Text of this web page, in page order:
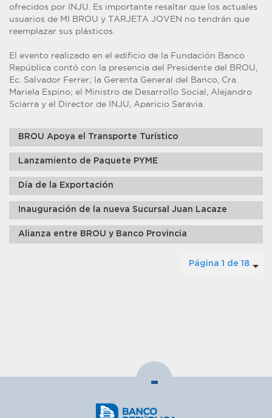
ofrecidos por INJU. Es importante resaltar que los actuales
usuarios de MI BROU y TARJETA JOVEN no tendrán que
reemplazar sus plásticos.
El evento realizado en el edificio de la Fundación Banco
República contó con la presencia del Presidente del BROU,
Ec. Salvador Ferrer; la Gerenta General del Banco, Cra.
Mariela Espino; el Ministro de Desarrollo Social, Alejandro
Sciarra y el Director de INJU, Aparicio Saravia.
BROU Apoya el Transporte Turístico
Lanzamiento de Paquete PYME
Día de la Exportación
Inauguración de la nueva Sucursal Juan Lacaze
Alianza entre BROU y Banco Provincia
Página 1 de 18
-